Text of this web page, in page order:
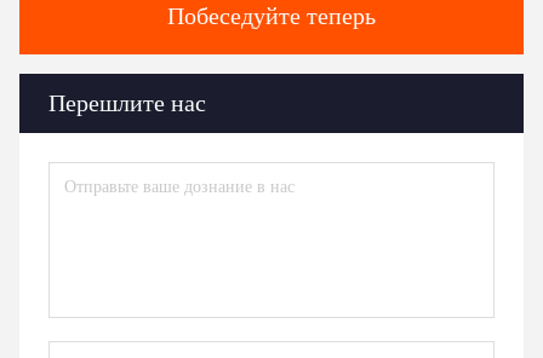
Побеседуйте теперь
Перешлите нас